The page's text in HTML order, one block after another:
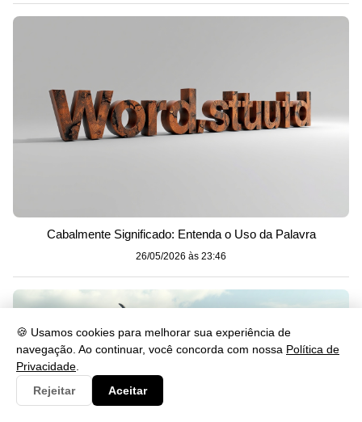
🍪 Usamos cookies para melhorar sua experiência de
navegação. Ao continuar, você concorda com nossa Política de
Privacidade
Rejeitar
Aceitar
Cabalmente Significado: Entenda o Uso da Palavra
26/05/2026 às 23:46